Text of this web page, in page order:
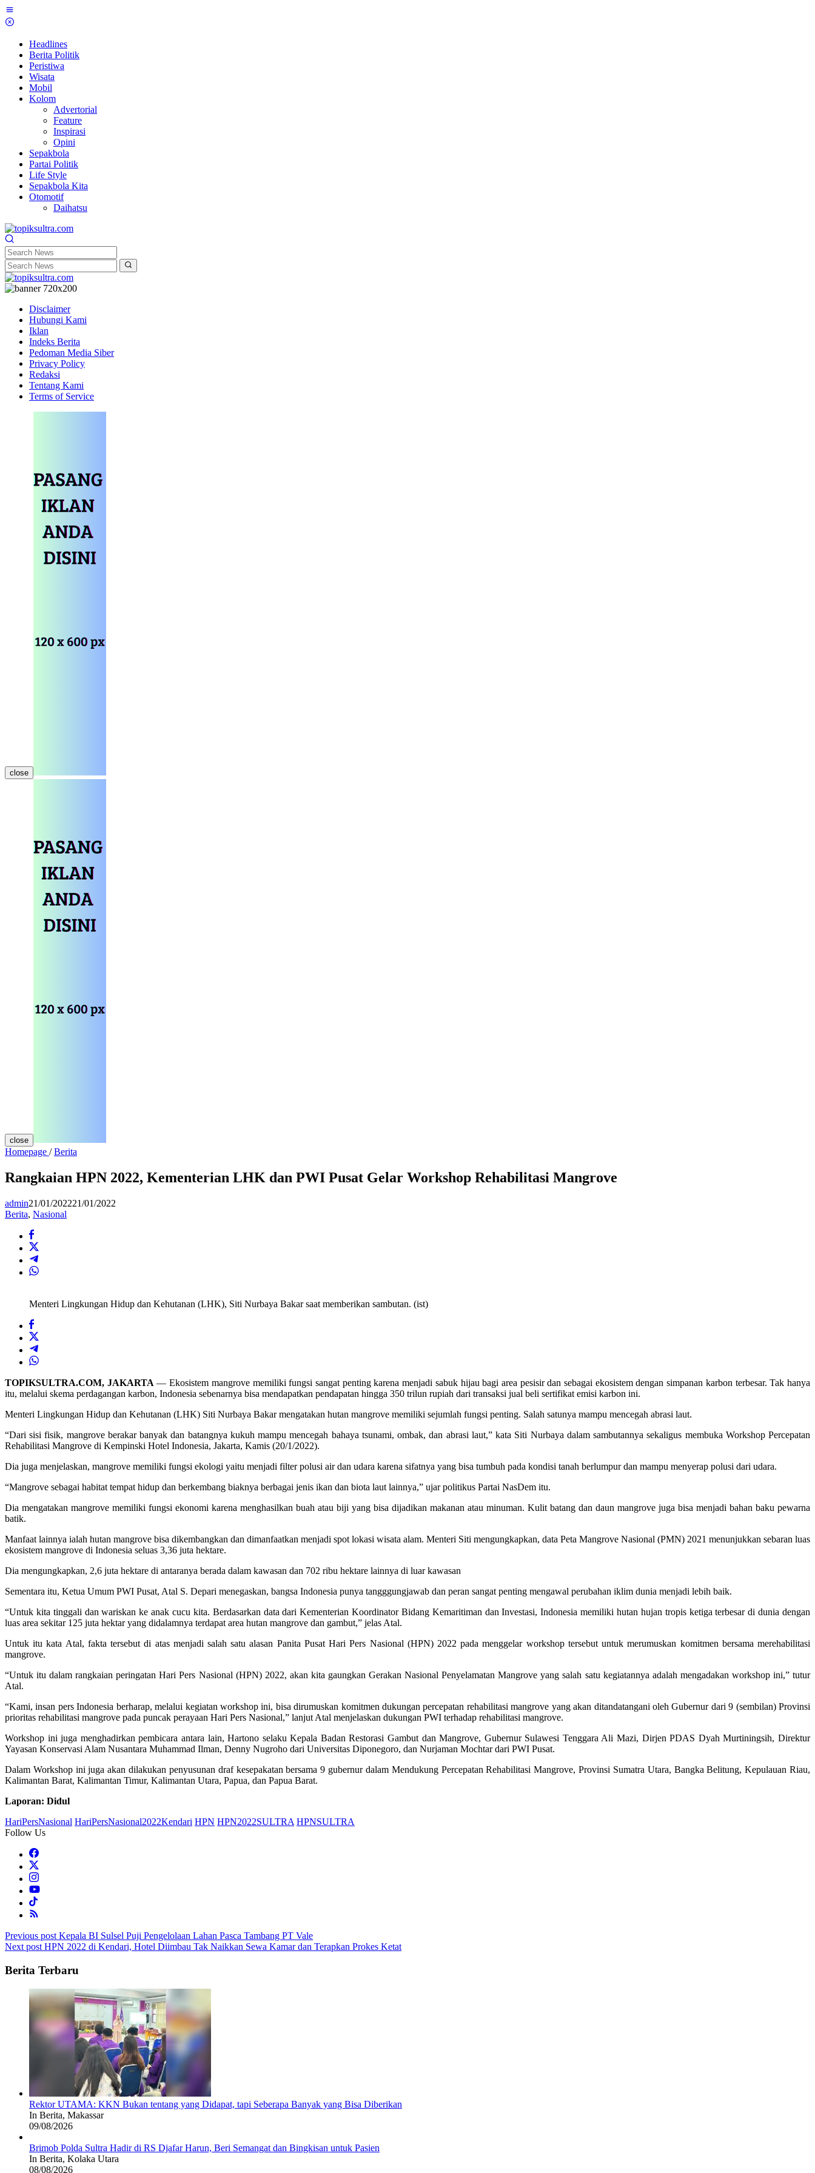
Skip
to
Headlines
Berita Politik
Peristiwa
Wisata
Mobil
Kolom
Advertorial
Feature
Inspirasi
Opini
Sepakbola
Partai Politik
Life Style
Sepakbola Kita
Otomotif
Daihatsu
Disclaimer
Hubungi Kami
Iklan
Indeks Berita
Pedoman Media Siber
Privacy Policy
Redaksi
Tentang Kami
Terms of Service
close
close
Homepage / Berita
2022,
Kementerian
dan
Rangkaian HPN 2022, Kementerian LHK dan PWI Pusat Gelar Workshop Rehabilitasi Mangrove
admin21/01/202221/01/2022
Berita, Nasional
Menteri Lingkungan Hidup dan Kehutanan (LHK), Siti Nurbaya Bakar saat memberikan sambutan. (ist)
TOPIKSULTRA.COM, JAKARTA — Ekosistem mangrove memiliki fungsi sangat penting karena menjadi sabuk hijau bagi area pesisir dan sebagai ekosistem dengan simpanan karbon terbesar. Tak hanya
itu, melalui skema perdagangan karbon, Indonesia sebenarnya bisa mendapatkan pendapatan hingga 350 trilun rupiah dari transaksi jual beli sertifikat emisi karbon ini.
Menteri Lingkungan Hidup dan Kehutanan (LHK) Siti Nurbaya Bakar mengatakan hutan mangrove memiliki sejumlah fungsi penting. Salah satunya mampu mencegah abrasi laut.
“Dari sisi fisik, mangrove berakar banyak dan batangnya kukuh mampu mencegah bahaya tsunami, ombak, dan abrasi laut,” kata Siti Nurbaya dalam sambutannya sekaligus membuka Workshop Percepatan
Rehabilitasi Mangrove di Kempinski Hotel Indonesia, Jakarta, Kamis (20/1/2022).
Dia juga menjelaskan, mangrove memiliki fungsi ekologi yaitu menjadi filter polusi air dan udara karena sifatnya yang bisa tumbuh pada kondisi tanah berlumpur dan mampu menyerap polusi dari udara.
“Mangrove sebagai habitat tempat hidup dan berkembang biaknya berbagai jenis ikan dan biota laut lainnya,” ujar politikus Partai NasDem itu.
Dia mengatakan mangrove memiliki fungsi ekonomi karena menghasilkan buah atau biji yang bisa dijadikan makanan atau minuman. Kulit batang dan daun mangrove juga bisa menjadi bahan baku pewarna
batik.
Manfaat lainnya ialah hutan mangrove bisa dikembangkan dan dimanfaatkan menjadi spot lokasi wisata alam. Menteri Siti mengungkapkan, data Peta Mangrove Nasional (PMN) 2021 menunjukkan sebaran luas
ekosistem mangrove di Indonesia seluas 3,36 juta hektare.
Dia mengungkapkan, 2,6 juta hektare di antaranya berada dalam kawasan dan 702 ribu hektare lainnya di luar kawasan
Sementara itu, Ketua Umum PWI Pusat, Atal S. Depari menegaskan, bangsa Indonesia punya tangggungjawab dan peran sangat penting mengawal perubahan iklim dunia menjadi lebih baik.
“Untuk kita tinggali dan wariskan ke anak cucu kita. Berdasarkan data dari Kementerian Koordinator Bidang Kemaritiman dan Investasi, Indonesia memiliki hutan hujan tropis ketiga terbesar di dunia dengan
luas area sekitar 125 juta hektar yang didalamnya terdapat area hutan mangrove dan gambut,” jelas Atal.
Untuk itu kata Atal, fakta tersebut di atas menjadi salah satu alasan Panita Pusat Hari Pers Nasional (HPN) 2022 pada menggelar workshop tersebut untuk merumuskan komitmen bersama merehabilitasi
mangrove.
“Untuk itu dalam rangkaian peringatan Hari Pers Nasional (HPN) 2022, akan kita gaungkan Gerakan Nasional Penyelamatan Mangrove yang salah satu kegiatannya adalah mengadakan workshop ini,” tutur
Atal.
“Kami, insan pers Indonesia berharap, melalui kegiatan workshop ini, bisa dirumuskan komitmen dukungan percepatan rehabilitasi mangrove yang akan ditandatangani oleh Gubernur dari 9 (sembilan) Provinsi
prioritas rehabilitasi mangrove pada puncak perayaan Hari Pers Nasional,” lanjut Atal menjelaskan dukungan PWI terhadap rehabilitasi mangrove.
Workshop ini juga menghadirkan pembicara antara lain, Hartono selaku Kepala Badan Restorasi Gambut dan Mangrove, Gubernur Sulawesi Tenggara Ali Mazi, Dirjen PDAS Dyah Murtiningsih, Direktur
Yayasan Konservasi Alam Nusantara Muhammad Ilman, Denny Nugroho dari Universitas Diponegoro, dan Nurjaman Mochtar dari PWI Pusat.
Dalam Workshop ini juga akan dilakukan penyusunan draf kesepakatan bersama 9 gubernur dalam Mendukung Percepatan Rehabilitasi Mangrove, Provinsi Sumatra Utara, Bangka Belitung, Kepulauan Riau,
Kalimantan Barat, Kalimantan Timur, Kalimantan Utara, Papua, dan Papua Barat.
Laporan: Didul
HariPersNasional HariPersNasional2022Kendari HPN HPN2022SULTRA HPNSULTRA
Follow Us
Post
navigation
Previous post Kepala BI Sulsel Puji Pengelolaan Lahan Pasca Tambang PT Vale
Next post HPN 2022 di Kendari, Hotel Diimbau Tak Naikkan Sewa Kamar dan Terapkan Prokes Ketat
Berita Terbaru
Rektor UTAMA: KKN Bukan tentang yang Didapat, tapi Seberapa Banyak yang Bisa Diberikan
In Berita, Makassar
09/08/2026
Brimob Polda Sultra Hadir di RS Djafar Harun, Beri Semangat dan Bingkisan untuk Pasien
In Berita, Kolaka Utara
08/08/2026